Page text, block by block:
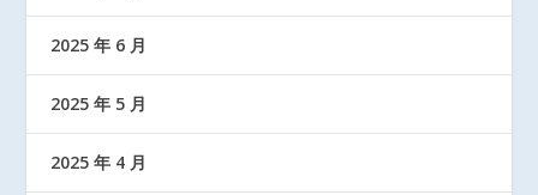
2025 年 6 月
2025 年 5 月
2025 年 4 月